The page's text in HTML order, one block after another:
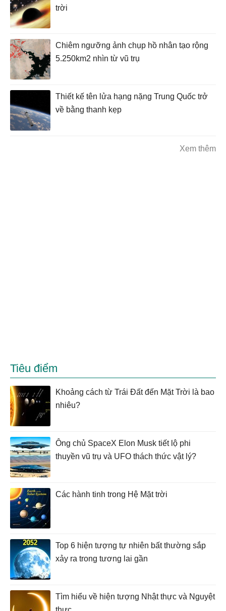
trời
Chiêm ngưỡng ảnh chụp hồ nhân tạo rộng
5.250km2 nhìn từ vũ trụ
Thiết kế tên lửa hạng nặng Trung Quốc trở
về bằng thanh kẹp
Xem thêm
Tiêu điểm
Khoảng cách từ Trái Đất đến Mặt Trời là bao
nhiêu?
Ông chủ SpaceX Elon Musk tiết lộ phi
thuyền vũ trụ và UFO thách thức vật lý?
Các hành tinh trong Hệ Mặt trời
Top 6 hiện tượng tự nhiên bất thường sắp
xảy ra trong tương lai gần
Tìm hiểu về hiện tượng Nhật thực và Nguyệt